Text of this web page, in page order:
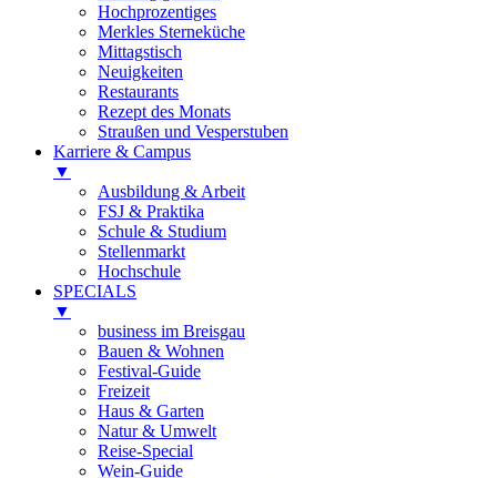
Hochprozentiges
Merkles Sterneküche
Mittagstisch
Neuigkeiten
Restaurants
Rezept des Monats
Straußen und Vesperstuben
Karriere & Campus
▼
Ausbildung & Arbeit
FSJ & Praktika
Schule & Studium
Stellenmarkt
Hochschule
SPECIALS
▼
business im Breisgau
Bauen & Wohnen
Festival-Guide
Freizeit
Haus & Garten
Natur & Umwelt
Reise-Special
Wein-Guide